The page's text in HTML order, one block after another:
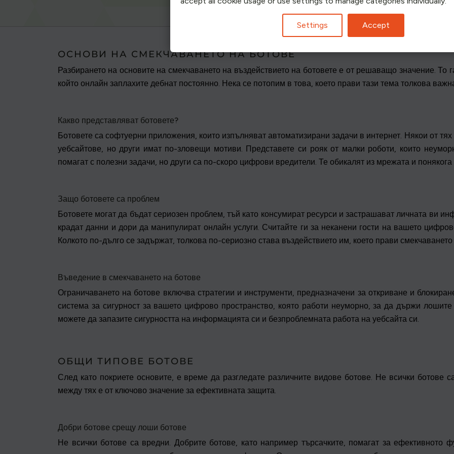
ОСНОВИ НА СМЕКЧАВАНЕТО НА БОТОВЕ
Разбирането на основите на смекчаването на въздействието на ботовете е от решаващо значение. То
който онлайн заплахите дебнат постоянно. Нека се потопим в това, което прави тази тема толкова
Какво представляват ботовете?
Ботовете са софтуерни приложения, които изпълняват автоматизирани задачи в интернет. Някои от
уебсайтове, но други имат по-зловещи мотиви. Представете си рояк от малки роботи, които
помагат с полезни задачи, но други са по-скоро цифрови вредители. Те обикалят из мрежата и
Защо ботовете са проблем
Ботовете могат да бъдат сериозен проблем, тъй като консумират ресурси и застрашават личната ви
крадат данни и дори да манипулират онлайн услуги. Считайте ги за неканени гости на вашето
Колкото по-дълго се задържат, толкова по-сериозно става въздействието им, което прави
Въведение в смекчаването на ботове
Ограничаването на ботове включва стратегии и инструменти, предназначени за откриване и
система за сигурност за вашето цифрово пространство, която работи неуморно, за да държи лошите
можете да запазите сигурността на информацията си и безпроблемната работа на уебсайта си.
ОБЩИ ТИПОВЕ БОТОВЕ
След като покриете основите, е време да разгледате различните видове ботове. Не всички ботове
между тях е от ключово значение за ефективната защита.
Добри ботове срещу лоши ботове
Не всички ботове са вредни. Добрите ботове, като например търсачките, помагат за ефективното
Settings Accept